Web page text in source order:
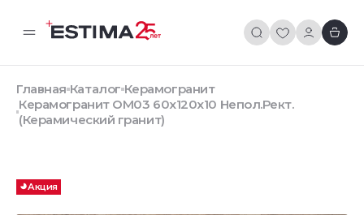
Главная Каталог Керамогранит
Керамогранит OM03 60x120х10 Непол.Рект.
(Керамический гранит)
Акция